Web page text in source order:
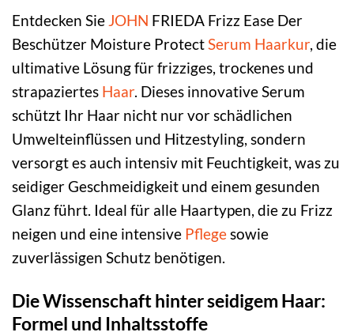
Entdecken Sie JOHN FRIEDA Frizz Ease Der
Beschützer Moisture ProtectSerum Haarkur, die
ultimative Lösung für frizziges, trockenes und
strapaziertes Haar. Dieses innovative Serum
schützt Ihr Haar nicht nur vor schädlichen
Umwelteinflüssen und Hitzestyling, sondern
versorgt es auch intensiv mit Feuchtigkeit, was zu
seidiger Geschmeidigkeit und einem gesunden
Glanz führt. Ideal für alle Haartypen, die zu Frizz
neigen und eine intensive Pflegesowie
zuverlässigen Schutz benötigen.
Die Wissenschaft hinter seidigem Haar:
Formel und Inhaltsstoffe